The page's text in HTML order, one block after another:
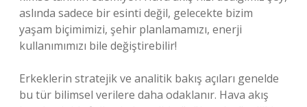
aslında sadece bir esinti değil, gelecekte bizim
yaşam biçimimizi, şehir planlamamızı, enerji
kullanımımızı bile değiştirebilir!
Erkeklerin stratejik ve analitik bakış açıları genelde
bu tür bilimsel verilere daha odaklanır. Hava akış